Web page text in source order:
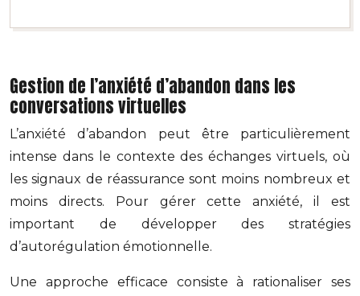
Gestion de l’anxiété d’abandon dans les
conversations virtuelles
L’anxiété d’abandon peut être particulièrement
intense dans le contexte des échanges virtuels, où
les signaux de réassurance sont moins nombreux et
moins directs. Pour gérer cette anxiété, il est
important de développer des stratégies
d’autorégulation émotionnelle.
Une approche efficace consiste à rationaliser ses